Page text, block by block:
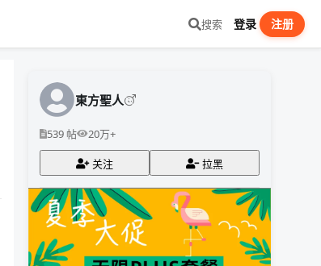
搜索 登录 注册
東方聖人
539 帖 20万+
关注 拉黑